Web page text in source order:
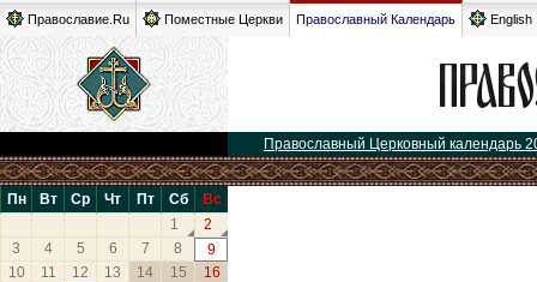
Православие.Ru Поместные Церкви Православный Календарь English
Православный Церковный календарь
Пн Вт Ср Чт Пт Сб
Вс
1
2
3
4 5 6 7 8
9
10
11 12 13 14 15
16